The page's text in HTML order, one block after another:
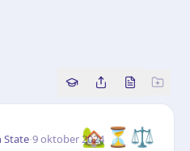
Copy source
Share this
Bekijk
🏡⏳⚖️
State·9 oktober 2024